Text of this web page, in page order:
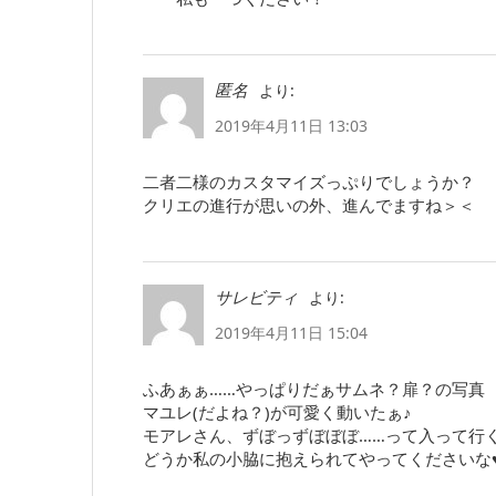
匿名
より:
2019年4月11日 13:03
二者二様のカスタマイズっぷりでしょうか？
クリエの進行が思いの外、進んでますね＞＜
サレビティ
より:
2019年4月11日 15:04
ふあぁぁ……やっぱりだぁサムネ？扉？の写真
マユレ(だよね？)が可愛く動いたぁ♪
モアレさん、ずぼっずぼぼぼ……って入って行
どうか私の小脇に抱えられてやってくださいな